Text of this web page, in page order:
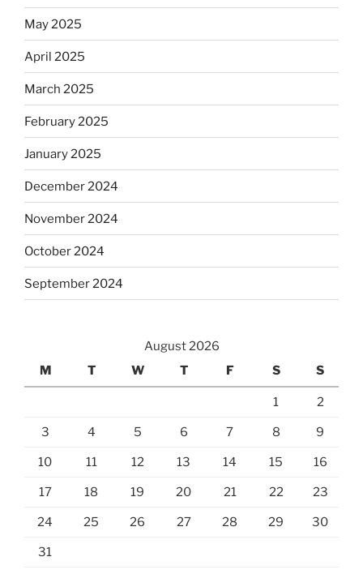
May 2025
April 2025
March 2025
February 2025
January 2025
December 2024
November 2024
October 2024
September 2024
August 2026
M
T W T F S S
1 2
3 4 5 6 7 8 9
10 11 12 13 14 15 16
17 18 19 20 21 22 23
24 25 26 27 28 29 30
31